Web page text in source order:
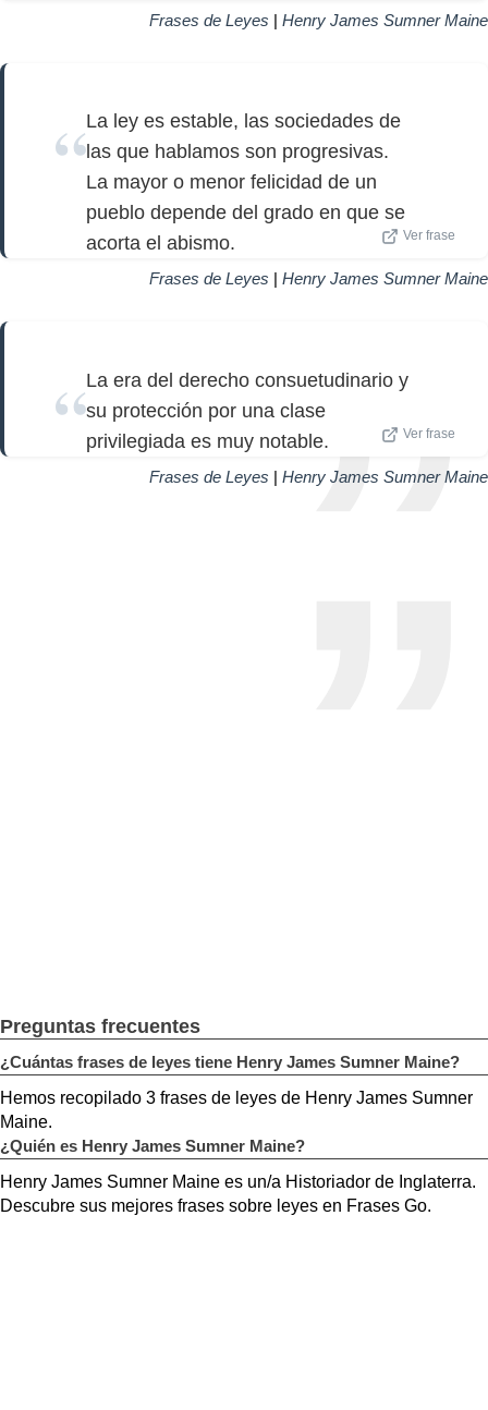
Frases de Leyes | Henry James Sumner Maine
La ley es estable, las sociedades de
las que hablamos son progresivas.
La mayor o menor felicidad de un
pueblo depende del grado en que se
acorta el abismo.
Ver frase
Frases de Leyes | Henry James Sumner Maine
La era del derecho consuetudinario y
su protección por una clase
privilegiada es muy notable.
Ver frase
Frases de Leyes | Henry James Sumner Maine
Preguntas frecuentes
¿Cuántas frases de leyes tiene Henry James Sumner Maine?
Hemos recopilado 3 frases de leyes de Henry James Sumner
Maine.
¿Quién es Henry James Sumner Maine?
Henry James Sumner Maine es un/a Historiador de Inglaterra.
Descubre sus mejores frases sobre leyes en Frases Go.